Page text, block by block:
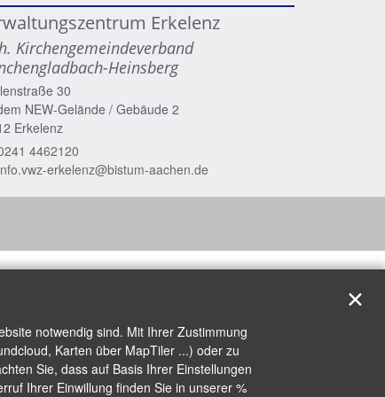
Erkelenz
Kirchengemeindeverband
Heinsberg
30
NEW-Gelände / Gebäude 2
Erkelenz
4462120
erkelenz@bistum-aachen.de
notwendig sind. Mit Ihrer Zustimmung
Karten über MapTiler ...) oder zu
Sie, dass auf Basis Ihrer Einstellungen
Ihrer Einwillung finden Sie in unserer %
✕